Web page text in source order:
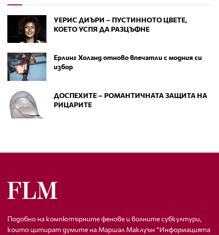
УЕРИС ДИЪРИ – ПУСТИННОТО ЦВЕТЕ,
КОЕТО УСПЯ ДА РАЗЦЪФНЕ
Ерлинг Холанд отново впечатли с модния си
избор
ДОСПЕХИТЕ – РОМАНТИЧНАТА ЗАЩИТА НА
РИЦАРИТЕ
Подобно на компютърните фенове и волните субкултури,
които цитират думите на Маршал Маклуън “Информацията